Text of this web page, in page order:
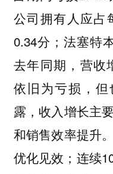
公司拥有人应占
0.34分；法塞特
去年同期，营收
依旧为亏损，但
露，收入增长主
和销售效率提升
优化见效；连续